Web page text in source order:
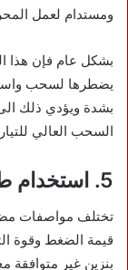
ومستدام لعمل
بشكل عام فإن هذا
يضطرها لسحب
بشدة ويؤدي ذلك
السحب العالي
5. استخدام طرمبة بنزين غير مناسبة
تختلف مواصفات
قيمة الضغط وقوة
بنزين غير متوافقة